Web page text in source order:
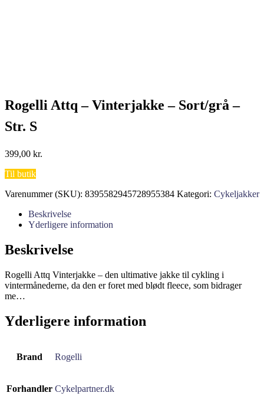
Rogelli Attq – Vinterjakke – Sort/grå –
Str. S
399,00 kr.
Til butik
Varenummer (SKU): 8395582945728955384 Kategori: Cykeljakker
Beskrivelse
Yderligere information
Beskrivelse
Rogelli Attq Vinterjakke – den ultimative jakke til cykling i
vintermånederne, da den er foret med blødt fleece, som bidrager
me…
Yderligere information
Brand Rogelli
Forhandler Cykelpartner.dk